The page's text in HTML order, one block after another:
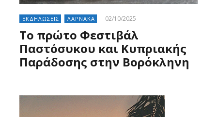
ΕΚΔΗΛΩΣΕΙΣ ΛΑΡΝΑΚΑ 02/10/2025
Το πρώτο Φεστιβάλ
Παστόσυκου και Κυπριακής
Παράδοσης στην Βορόκληνη